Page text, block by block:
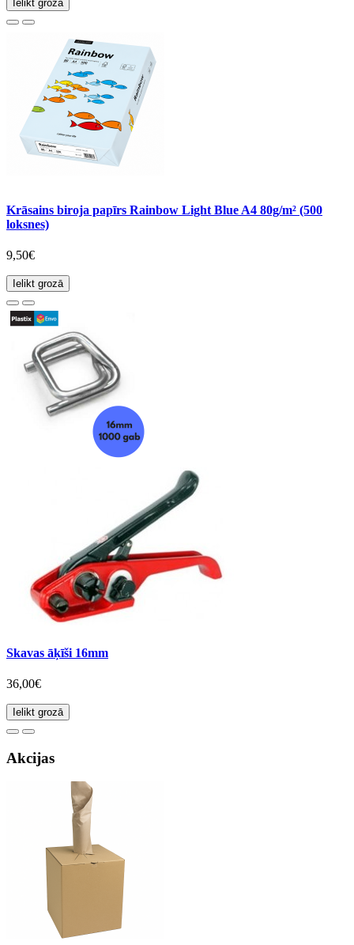
Ielikt grozā
Krāsains biroja papīrs Rainbow Light Blue A4 80g/m² (500
loksnes)
9,50€
Ielikt grozā
Skavas āķīši 16mm
36,00€
Ielikt grozā
Akcijas